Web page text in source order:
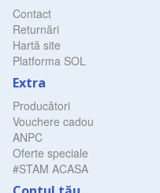
Contact
Returnări
Hartă site
Platforma SOL
Extra
Producători
Vouchere cadou
ANPC
Oferte speciale
#STAM ACASA